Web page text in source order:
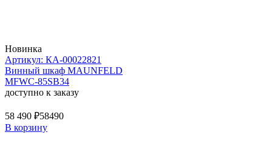
Новинка
Артикул: КА-00022821
Винный шкаф MAUNFELD
MFWC-85SB34
доступно к заказу
58 490 ₽58490
В корзину